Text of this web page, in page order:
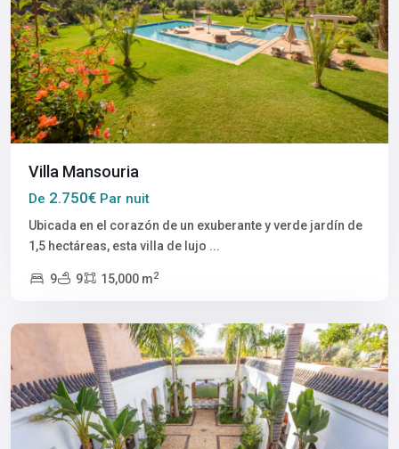
Villa Mansouria
De 2.750€ Par nuit
Ubicada en el corazón de un exuberante y verde jardín de
1,5 hectáreas, esta villa de lujo ...
9 9 15,000 m2